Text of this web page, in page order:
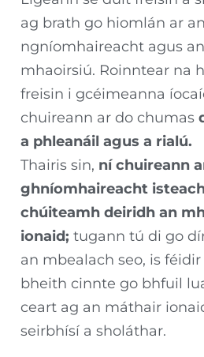
ag brath go hiomlán ar an
ngníomhaireacht agus
mhaoirsiú. Roinntear na
freisin i gcéimeanna
chuireann ar do chumas
a phleanáil agus a rialú.
Thairis sin, ní chuireann
ghníomhaireacht
chúiteamh deiridh an
ionaid; tugann tú di go
an mbealach seo, is féidir
bheith cinnte go bhfuil
ceart ag an máthair
seirbhísí a sholáthar.